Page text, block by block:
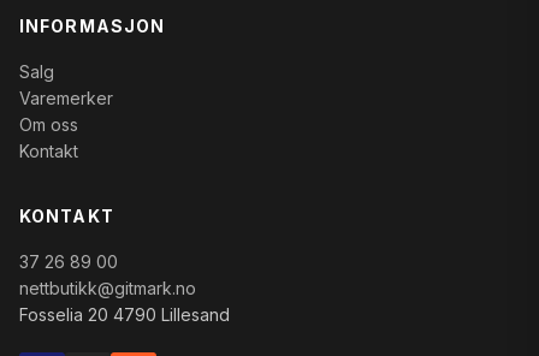
INFORMASJON
Salg
Varemerker
Om oss
Kontakt
KONTAKT
37 26 89 00
nettbutikk@gitmark.no
Fosselia 20 4790 Lillesand